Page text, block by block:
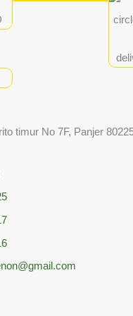
timur No 7F, Panjer